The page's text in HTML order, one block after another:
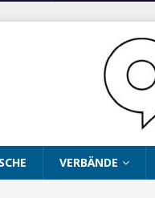
VERBÄNDE